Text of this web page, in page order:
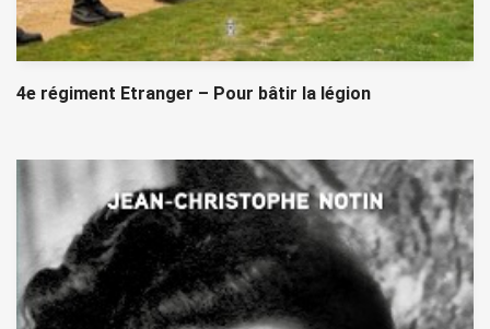
4e régiment Etranger – Pour bâtir la légion